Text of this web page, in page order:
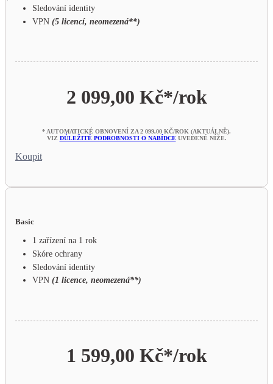
Basic
1 zařízení na 1 rok
Skóre ochrany
Sledování identity
VPN (1 licence, neomezená**)
1 599,00 Kč*/rok
Sledování identity
VPN (5 licencí, neomezená**)
2 099,00 Kč*/rok
* AUTOMATICKÉ OBNOVENÍ ZA 2 099,00 KČ/ROK (AKTUÁLNĚ).
VIZ DŮLEŽITÉ PODROBNOSTI O NABÍDCEUVEDENÉ NÍŽE.
Koupit